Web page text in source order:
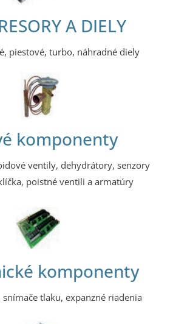
A DIELY
piestové, turbo, náhradné diely
komponenty
ventily, dehydrátory, senzory
poistné ventili a armatúry
komponenty
snímače tlaku, expanzné riadenia